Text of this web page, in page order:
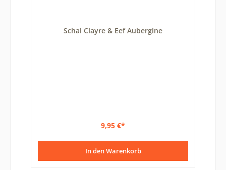
Schal Clayre & Eef Aubergine
9,95 €*
In den Warenkorb